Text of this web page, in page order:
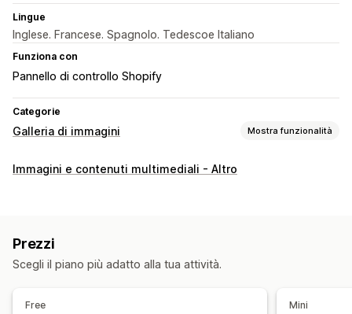
Lingue
Inglese. Francese. Spagnolo. Tedescoe Italiano
Funziona con
Pannello di controllo Shopify
Categorie
Galleria di immagini Mostra funzionalità
Tipi di galleria
Stili personalizzati
Effetti al passaggio del mouse
Immagini e contenuti multimediali - Altro
Prezzi
Scegli il piano più adatto alla tua attività.
Free Mini